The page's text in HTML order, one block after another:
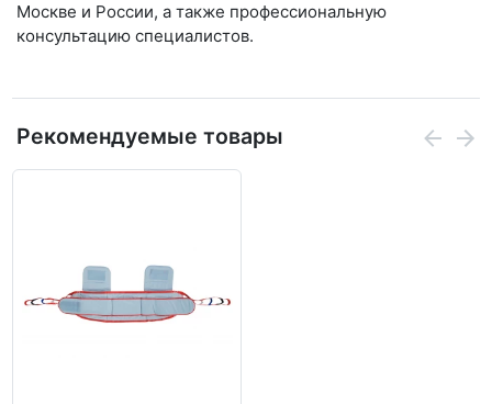
Москве и России, а также профессиональную
консультацию специалистов.
Рекомендуемые товары